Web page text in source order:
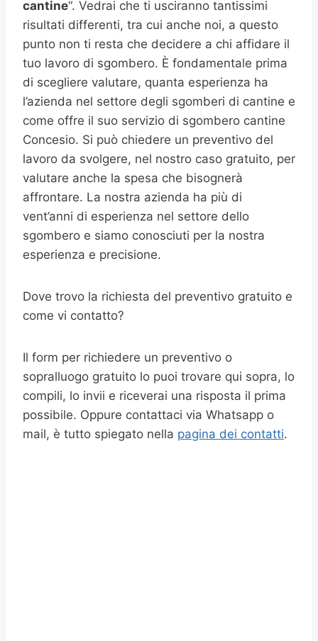
cantine“. Vedrai che ti usciranno tantissimi
risultati differenti, tra cui anche noi, a questo
punto non ti resta che decidere a chi affidare il
tuo lavoro di sgombero. È fondamentale prima
di scegliere valutare, quanta esperienza ha
l’azienda nel settore degli sgomberi di cantine e
come offre il suo servizio di sgombero cantine
Concesio. Si può chiedere un preventivo del
lavoro da svolgere, nel nostro caso gratuito, per
valutare anche la spesa che bisognerà
affrontare. La nostra azienda ha più di
vent’anni di esperienza nel settore dello
sgombero e siamo conosciuti per la nostra
esperienza e precisione.
Dove trovo la richiesta del preventivo gratuito e
come vi contatto?
Il form per richiedere un preventivo o
sopralluogo gratuito lo puoi trovare qui sopra, lo
compili, lo invii e riceverai una risposta il prima
possibile. Oppure contattaci via Whatsapp o
mail, è tutto spiegato nella pagina dei contatti.